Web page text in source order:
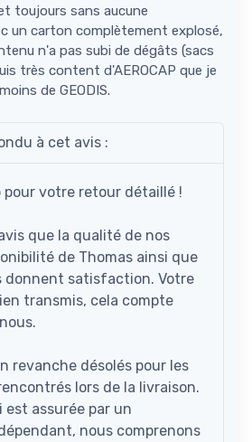
toujours sans aucune
un carton complètement explosé,
n'a pas subi de dégâts (sacs
très content d'AEROCAP que je
de GEODIS.
à cet avis :
pour votre retour détaillé !
que la qualité de nos
de Thomas ainsi que
donnent satisfaction. Votre
transmis, cela compte
revanche désolés pour les
lors de la livraison.
est assurée par un
nous comprenons